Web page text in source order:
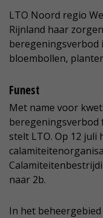
LTO Noord regio
Rijnland haar
beregeningsverbod
bloembollen,
Funest
Met name voor
beregeningsverbod
stelt LTO. Op 12 juli
naar 2b.
In het